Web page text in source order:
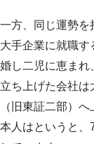
一方、同じ運勢を
大手企業に就職
婚し二児に恵まれ
立ち上げた会社
（旧東証二部）
本人はというと、